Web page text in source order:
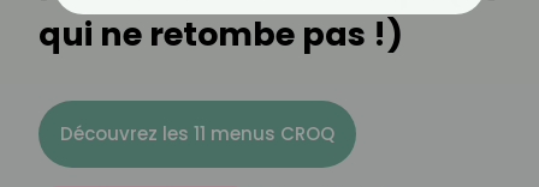
qui ne retombe pas !)
Découvrez les 11 menus CROQ